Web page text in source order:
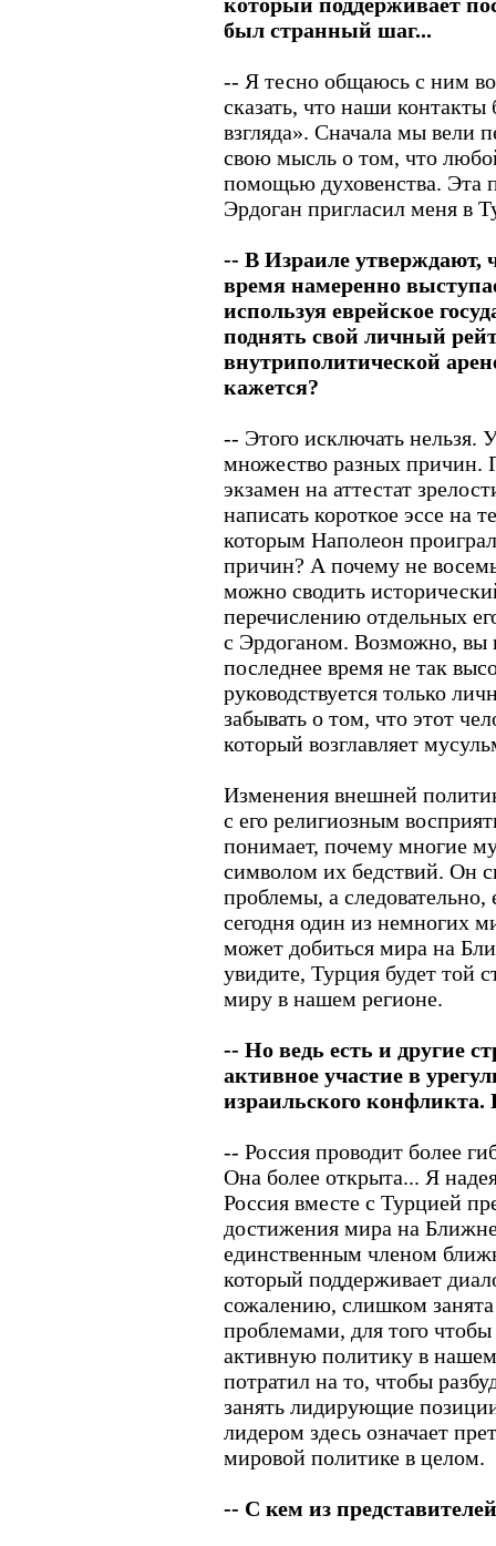
был странный шаг...
-- Я тесно общаюсь с ним
сказать, что наши
взгляда». Сначала мы вели
свою мысль о том, что
помощью духовенства. Эта
Эрдоган пригласил меня в
-- В Израиле утверждают,
время намеренно
используя еврейское
поднять свой личный
внутриполитической
кажется?
-- Этого исключать нельзя.
множество разных причин.
экзамен на аттестат
написать короткое эссе на
которым Наполеон
причин? А почему не
можно сводить
перечислению отдельных
с Эрдоганом. Возможно, вы
последнее время не так
руководствуется только
забывать о том, что этот
который возглавляет
Изменения внешней
с его религиозным
понимает, почему многие
символом их бедствий. Он
проблемы, а
сегодня один из немногих
может добиться мира на
увидите, Турция будет той
миру в нашем регионе.
-- Но ведь есть и другие
активное участие в
израильского конфликта.
-- Россия проводит более
Она более открыта... Я
Россия вместе с Турцией
достижения мира на
единственным членом
который поддерживает
сожалению, слишком
проблемами, для того
активную политику в
потратил на то, чтобы
занять лидирующие
лидером здесь означает
мировой политике в целом.
-- С кем из